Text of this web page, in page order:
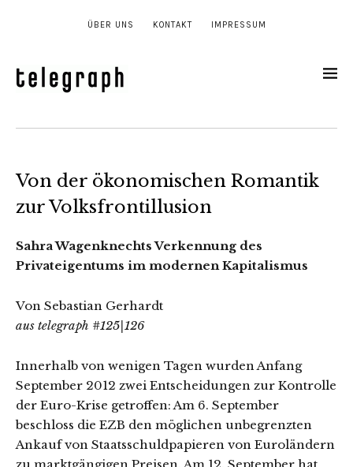
ÜBER UNS KONTAKT IMPRESSUM
Von der ökonomischen Romantik
zur Volksfrontillusion
Sahra Wagenknechts Verkennung des
Privateigentums im modernen Kapitalismus
Von Sebastian Gerhardt
aus telegraph #125|126
Innerhalb von wenigen Tagen wurden Anfang
September 2012 zwei Entscheidungen zur Kontrolle
der Euro-Krise getroffen: Am 6. September
beschloss die EZB den möglichen unbegrenzten
Ankauf von Staatsschuldpapieren von Euroländern